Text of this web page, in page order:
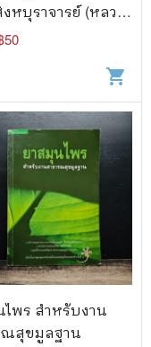
หบุราจารย์ (หลวง
)
50
shopping_cart
พร สำหรับงาน
ณสุขมูลฐาน